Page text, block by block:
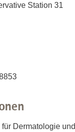
Station 31
für Dermatologie und